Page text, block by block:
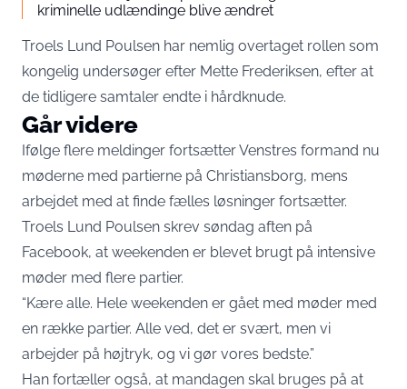
kriminelle udlændinge blive ændret
Troels Lund Poulsen har nemlig overtaget rollen som
kongelig undersøger efter Mette Frederiksen, efter at
de tidligere samtaler endte i hårdknude.
Går videre
Ifølge flere meldinger fortsætter Venstres formand nu
møderne med partierne på Christiansborg, mens
arbejdet med at finde fælles løsninger fortsætter.
Troels Lund Poulsen skrev søndag aften på
Facebook, at weekenden er blevet brugt på intensive
møder med flere partier.
“Kære alle. Hele weekenden er gået med møder med
en række partier. Alle ved, det er svært, men vi
arbejder på højtryk, og vi gør vores bedste.”
Han fortæller også, at mandagen skal bruges på at